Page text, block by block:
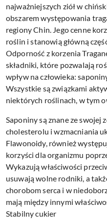
najważniejszych ziół w
obszarem występowania
regiony Chin. Jego cenne
roślin i stanowią główną
Odporność z korzenia
składniki, które pozwalają
wpływ na człowieka:
Wszystkie są związkami
niektórych roślinach, w tym
Saponiny są znane ze swojej
cholesterolu i wzmacniania
Flawonoidy, również
korzyści dla organizmu
Wykazują właściwości
usuwają wolne rodniki, a
chorobom serca i w
mają między innymi
Stabilny cukier